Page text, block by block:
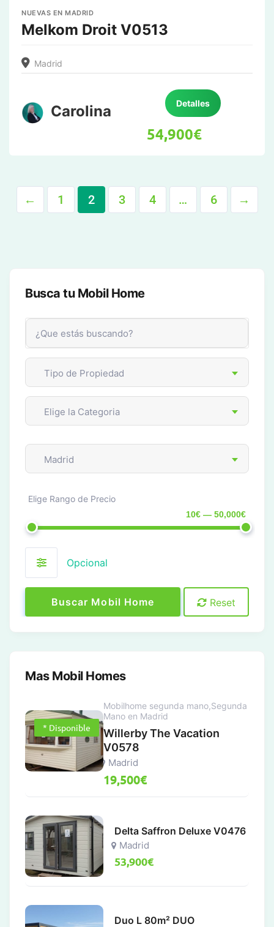
NUEVAS EN MADRID
Melkom Droit V0513
Madrid
Carolina Detalles
54,900€
← 1 2 3 4 … 6 →
Busca tu Mobil Home
Tipo de Propiedad
Elige la Categoria
Madrid
Elige Rango de Precio
10€ — 50,000€
Opcional
Buscar Mobil Home Reset
Mas Mobil Homes
* Disponible
Mobilhome segunda mano,Segunda
Mano en Madrid
Willerby The Vacation
V0578
Madrid
19,500€
Delta Saffron Deluxe V0476
Madrid
53,900€
Duo L 80m² DUO